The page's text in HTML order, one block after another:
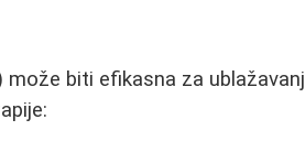
biti efikasna za